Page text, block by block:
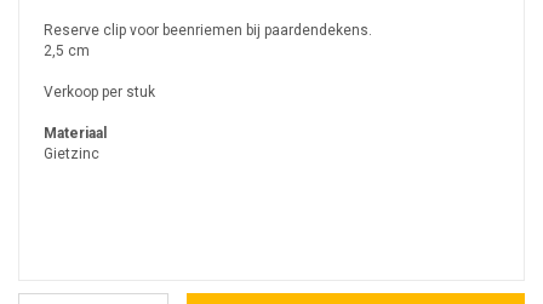
Reserve clip voor beenriemen bij paardendekens.
2,5 cm
Verkoop per stuk
Materiaal
Gietzinc